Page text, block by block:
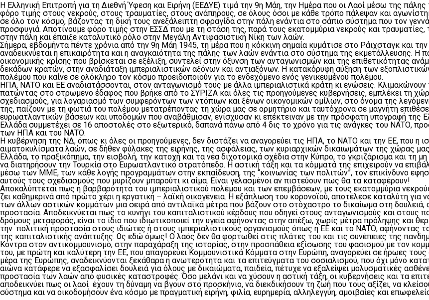
Η Ελληνική Επιτροπή για τη Διεθνή Ύφεση και Ειρήνη (ΕΕΔΥΕ) τιμά την 9η Μάη, την Ημέρα που οι Λαοί μέσω της
φόρο τιμής στους νεκρούς, στους τραυματίες, στους ανάπηρους, σε όλους όσοι με κάθε τρόπο πάλεψαν και
σε όλο τον κόσμο, βάζοντας τη δική τους ανεξάλειπτη σφραγίδα στην πάλη ενάντια στο σάπιο σύστημα που τον
προσφυγιά. Αποτίνουμε φόρο τιμής στην ΕΣΣΔ που με τη στάση της, παρά τους εκατομμύρια νεκρούς και
στην πάλη και έπαιξε καταλυτικό ρόλο στην Μεγάλη Αντιφασιστική Νίκη των λαών.
Σήμερα, εβδομήντα πέντε χρόνια από την 9η Μάη 1945, τη μέρα που η κόκκινη σημαία κυμάτισε στο Ράιχσταγκ και
αναδεικνύεται η επικαιρότητα και η αναγκαιότητα της πάλης των λαών ενάντια στο σύστημα της εκμετάλλευσης. Η
οικονομικής κρίσης που βρίσκεται σε εξέλιξη, συντελεί στην όξυνση των ανταγωνισμών και της επιθετικότητας
δεκάδων κρατών, στην αναδιάταξη ιμπεριαλιστικών αξόνων και αντιαξόνων. Η κατακόρυφη αύξηση των
πολέμου που καίνε σε ολόκληρο τον κόσμο προειδοποιούν για το ενδεχόμενο ενός γενικευμένου πολέμου.
ΗΠΑ, ΝΑΤΟ και ΕΕ αναδιατάσσονται, στον ανταγωνισμό τους με άλλα ιμπεριαλιστικά κράτη κι ενώσεις.
πατώντας στο στρωμενο έδαφος που βρήκε από το ΣΥΡΙΖΑ και όλες τις προηγούμενες κυβερνήσεις, εμπλέκει τη
σχεδιασμούς, για λογαριασμό των συμφερόντων των ντόπιων και ξένων οικονομικών ομίλων, στο όνομα της
της, παίζουν με τη φωτιά του πολέμου μετατρέποντας τη χώρα μας σε ορμητήριο και ταυτόχρονα σε μαγνήτη
ευρωατλαντικών βάσεων και υποδομών που αναβάθμισαν, ενίσχυσαν κι επέκτειναν με την πρόσφατη υπογραφή της
Ελλάδα συμμετέχει σε 16 αποστολές στο εξωτερικό, δαπανά πάνω από 4 δις το χρόνο για τις ανάγκες του ΝΑΤΟ,
των ΗΠΑ και του ΝΑΤΟ.
Η κυβέρνηση της ΝΔ, όπως κι όλες οι προηγούμενες, δεν διστάζει να αναγορεύει τις ΗΠΑ, το ΝΑΤΟ και την ΕΕ, που η
αιματοκυλίσματα λαών, σε δήθεν φύλακες της ειρήνης, της ασφάλειας, των κυριαρχικών δικαιωμάτων της χώρας
Ελλάδα, το πραξικόπημα, την εισβολή, την κατοχή και τα νέα διχοτομικά σχέδια στην Κύπρο, το γκριζάρισμα και τη
να διατηρήσουν την Τουρκία στο Ευρωατλαντικό στρατόπεδο. Η αστική τάξη και τα κόμματά της επιχειρούν να
μέσω των ΜΜΕ, των κάθε λογής προγραμμάτων στην εκπαίδευση, της “κοινωνίας των πολιτών”, τον επικίνδυνο
αυτούς τους σχεδιασμούς που μυρίζουν μπαρούτι κι αίμα. Είναι γελασμένοι αν πιστεύουν πως θα τα καταφέρουν!
Αποκαλύπτεται πως η βαρβαρότητα του ιμπεριαλιστικού πολέμου και των επεμβάσεων, με τους εκατομμύρια
ζει καθημερινά από πρώτο χέρι η εργατική – λαϊκή οικογένεια. Η εξάπλωση του κορονοϊού, αποτέλεσε καταλύτη
των άλλων αστικών κομμάτων μια σειρά από αντιλαϊκά μέτρα που βάζουν στο στόχαστρο το δικαίωμα στη δουλειά,
προστασία. Αποδεικνύεται πως το κυνήγι του καπιταλιστικού κέρδους που οδηγεί στους ανταγωνισμούς και στους
δρόμους μεταφοράς, είναι το ίδιο που ιδιωτικοποιεί την υγεία αφήνοντας στην απέξω, χωρίς μέτρα πρόληψης και
την πολιτική προστασία στους ιδιώτες ή στους ιμπεριαλιστικούς οργανισμούς όπως η ΕΕ και το ΝΑΤΟ, αφήνοντας
της καπιταλιστικής ανάπτυξης. Ως εδώ όμως! Ο λαός δεν θα φορτωθεί στις πλάτες του και τις συνέπειες της
Κόντρα στον αντικομμουνισμό, στην παραχάραξη της ιστορίας, στην προσπάθεια εξίσωσης του φασισμού με τον
του, με πρώτη και καλύτερη την ΕΕ, που απαγορεύει Κομμουνιστικά Κόμματα στην Ευρώπη, αναγορεύει σε ήρωες
μέρα της Ευρώπης, αναδεικνύονται ξεκάθαρα η ανωτερότητα και τα επιτεύγματα του σοσιαλισμού, που όχι μόνο
αιώνα κατάφερε να εξασφαλίσει δουλειά για όλους με δικαιώματα, παιδεία, πέτυχε να εξαλείψει μολυσματικές
προστασία των λαών από φυσικές καταστροφές. Όσο μελάνι και να χύσουν η αστική τάξη, οι κυβερνήσεις και τα
αποδεικνύει πως οι λαοί έχουν τη δύναμη να βγουν στο προσκήνιο, να διεκδικήσουν τη ζωή που τους αξίζει, να
σύστημα και να οικοδομήσουν ένα κόσμο με πραγματική ειρήνη, φιλία, ευρημερία, αλληλεγγύη, αμοιβαίες και